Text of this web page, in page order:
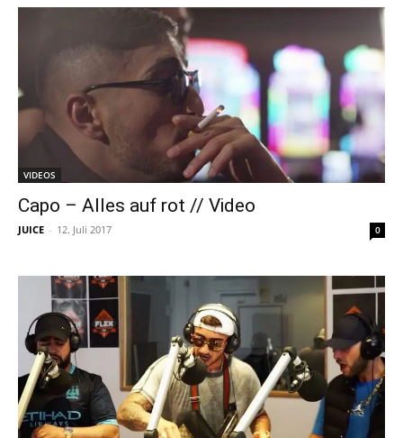
VIDEOS
Capo – Alles auf rot // Video
JUICE - 12. Juli 2017 0